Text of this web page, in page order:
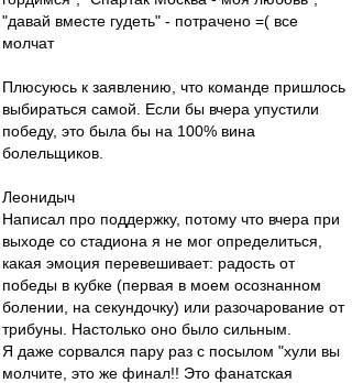
"давай вместе гудеть" - потрачено =( все
молчат
Плюсуюсь к заявлению, что команде пришлось
выбираться самой. Если бы вчера упустили
победу, это была бы на 100% вина
болельщиков.
Леонидыч
Написал про поддержку, потому что вчера при
выходе со стадиона я не мог определиться,
какая эмоция перевешивает: радость от
победы в кубке (первая в моем осознанном
болении, на секундочку) или разочарование от
трибуны. Настолько оно было сильным.
Я даже сорвался пару раз с посылом "хули вы
молчите, это же финал!! Это фанатская